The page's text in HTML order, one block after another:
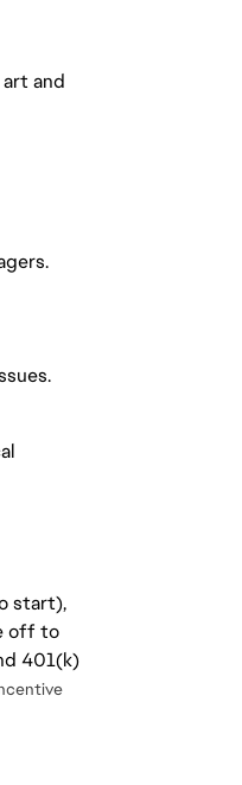
and
start),
off to
401(k)